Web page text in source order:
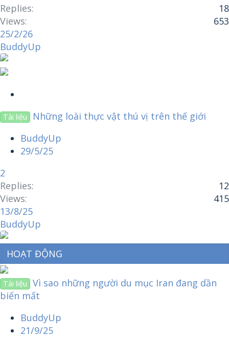
Replies
18
Views
653
25/2/26
BuddyUp
i
c
k
y
Tài liệu
Những loài thực vật thú vị trên thế giới
BuddyUp
29/5/25
2
Replies
12
Views
415
13/8/25
BuddyUp
HOẠT ĐỘNG
Tài liệu
Vì sao những người du mục Iran đang dần
biến mất
BuddyUp
21/9/25